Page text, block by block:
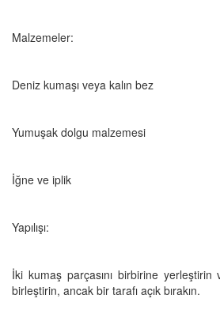
Malzemeler:
Deniz kumaşı veya kalın bez
Yumuşak dolgu malzemesi
İğne ve iplik
Yapılışı:
İki kumaş parçasını birbirine
birleştirin, ancak bir tarafı açık bırakın.